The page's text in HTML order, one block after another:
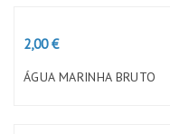
Preço
2,00 €
ÁGUA MARINHA BRUTO